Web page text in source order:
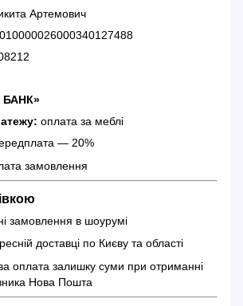
Артемович
БАНК»
оплата за меблі
— 20%
замовлення
замовлення в шоурумі
доставці по Києву та області
оплата залишку суми при отриманні
Нова Пошта